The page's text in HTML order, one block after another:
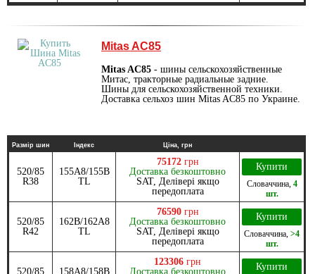
Mitas AC85
Mitas AC85 - шины сельскохозяйственные
Митас, тракторные радиальные задние.
Шины для сельскохозяйственной техники.
Доставка сельхоз шин Mitas AC85 по Украине.
Размір шин Індекс Ціна, грн
520/85
R38
155A8/155B
TL
75172 грн
Доставка безкоштовно
SAT, Делівері якщо
передоплата
Купити
Словаччина, 4
шт.
520/85
R42
162B/162A8
TL
76590 грн
Доставка безкоштовно
SAT, Делівері якщо
передоплата
Купити
Словаччина >4
шт.
520/85 158A8/158B
123306 грн
Доставка безкоштовно
Купити